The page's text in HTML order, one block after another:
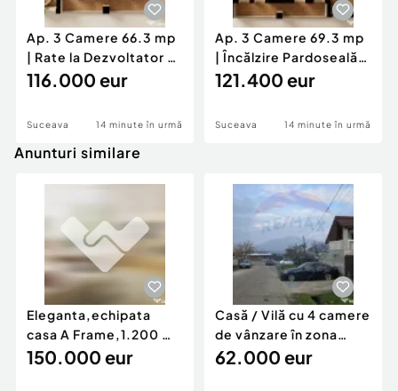
Ap. 3 Camere 66.3 mp
| Rate la Dezvoltator 5
Ani | Burdujeni
116.000 eur
Suceava 14 minute în urmă
Ap. 3 Camere 69.3 mp
| Încălzire Pardoseală,
Lift | Burdu
121.400 eur
Suceava 14 minute în urmă
Anunturi similare
Eleganta,echipata
casa A Frame,1.200 mp
teren,deschidere Pia
150.000 eur
Casă / Vilă cu 4 camere
de vânzare în zona
Periferie
62.000 eur